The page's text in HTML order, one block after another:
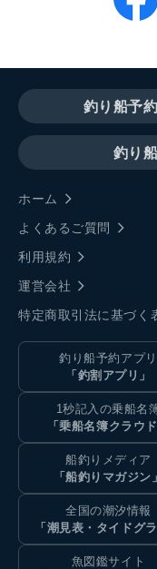
釣り船予
釣り
ホーム
よくあるご質問
利用規約
運営会社
特定商取引法に基づく
釣り船予約アプリ
「釣割アプリ」
1秒記入の乗船名
「乗船名簿クラウド
船釣りメディア
「船釣りマガジン」
全国の潮汐情報
「潮見表・タイドグラ
魚図鑑サイト